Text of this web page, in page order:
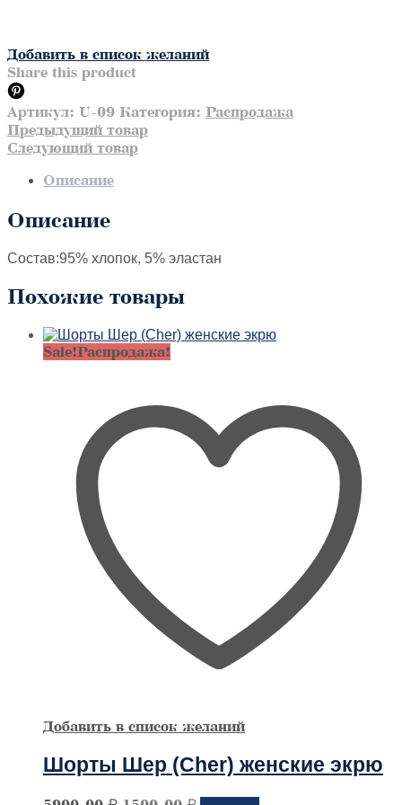
Добавить в список желаний
Share this product
Артикул: U-09 Категория: Распродажа
Предыдущий товар
Следующий товар
Описание
Описание
Состав:95% хлопок, 5% эластан
Похожие товары
Sale!Распродажа!
Добавить в список желаний
Шорты Шер (Cher) женские экрю
Этот